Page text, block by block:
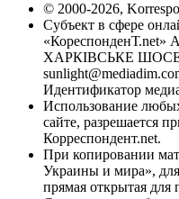
© 2000-2026,
Субъект в сфере
«КореспонденТ.net»
ХАРКІВСЬКЕ ШОСЕ,
Идентификатор
Использование
сайте, разрешается
Корреспондент.net.
При копировании
Украины и мира», для
прямая открытая для